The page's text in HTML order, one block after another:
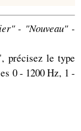
- "Nouveau" -
précisez le type
0 - 1200 Hz, 1 -